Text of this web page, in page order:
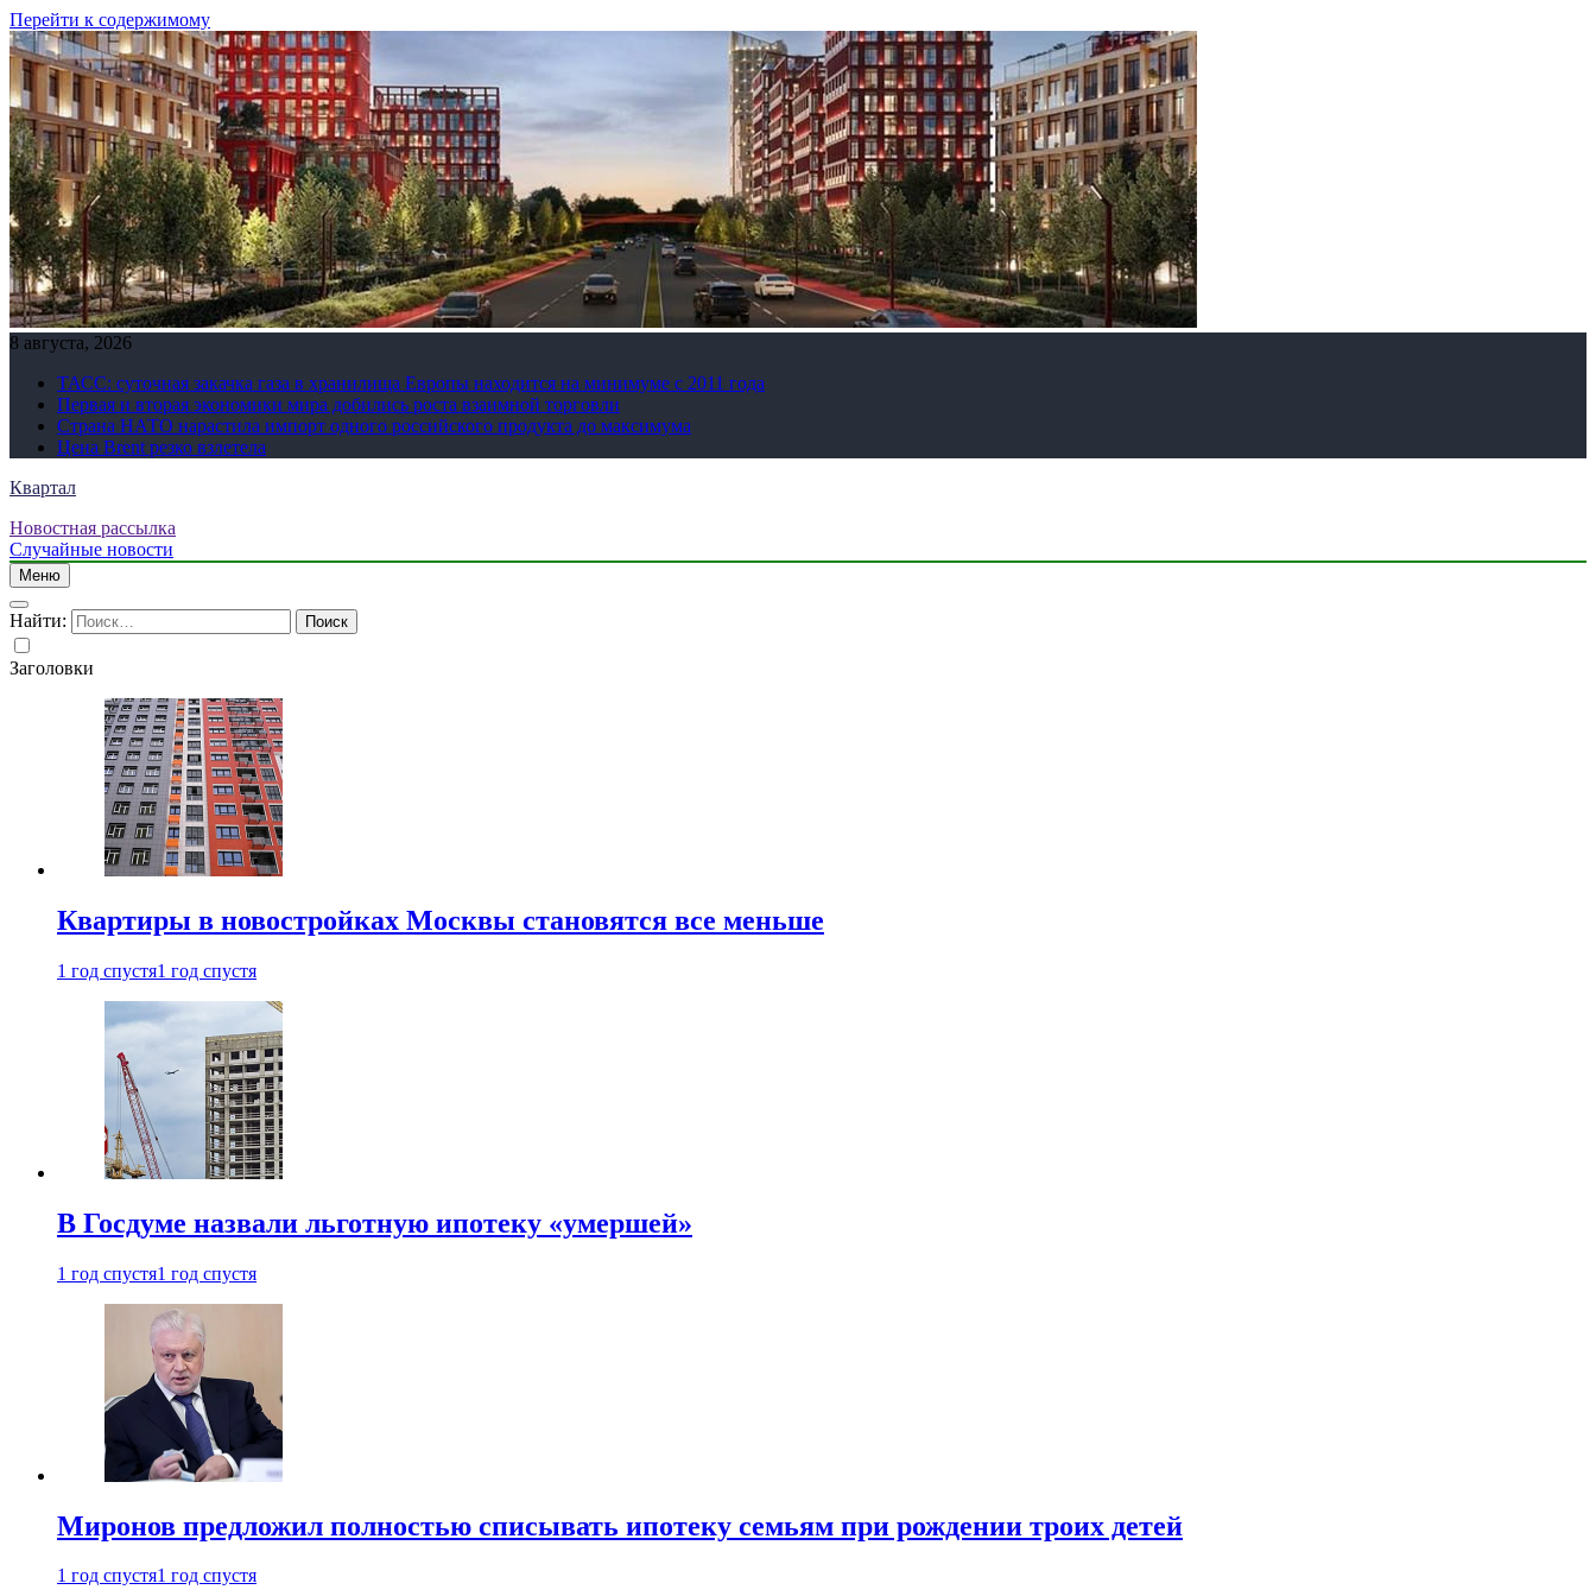
Перейти к содержимому
8 августа, 2026
ТАСС: суточная закачка газа в хранилища Европы находится на минимуме с 2011 года
Первая и вторая экономики мира добились роста взаимной торговли
Страна НАТО нарастила импорт одного российского продукта до максимума
Цена Brent резко взлетела
Квартал
Новостная рассылка
Случайные новости
Меню
Найти:
Заголовки
Квартиры в новостройках Москвы становятся все меньше
1 год спустя1 год спустя
В Госдуме назвали льготную ипотеку «умершей»
1 год спустя1 год спустя
Миронов предложил полностью списывать ипотеку семьям при рождении троих детей
1 год спустя1 год спустя